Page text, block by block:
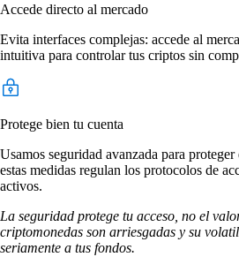
Accede directo al mercado
Evita interfaces complejas: accede al
intuitiva para controlar tus criptos sin
Protege bien tu cuenta
Usamos seguridad avanzada para
estas medidas regulan los protocolos de
activos.
La seguridad protege tu acceso, no el
criptomonedas son arriesgadas y su
seriamente a tus fondos.